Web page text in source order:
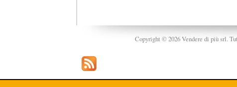
Copyright © 2026 Vendere di più srl.